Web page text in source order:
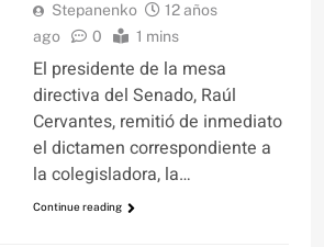
Stepanenko
12 años
ago
0 1 mins
El presidente de la mesa
directiva del Senado, Raúl
Cervantes, remitió de inmediato
el dictamen correspondiente a
la colegisladora, la…
Continue reading